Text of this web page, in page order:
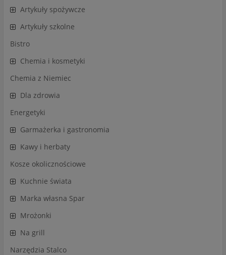
Artykuły spożywcze
Artykuły szkolne
Bistro
Chemia i kosmetyki
Chemia z Niemiec
Dla zdrowia
Energetyki
Garmażerka i gastronomia
Kawy i herbaty
Kosze okolicznościowe
Kuchnie świata
Marka własna Spar
Mrożonki
Na grill
Narzędzia Stalco